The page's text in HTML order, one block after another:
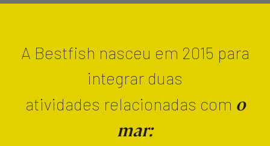
A Bestfish nasceu em 2015 para
integrar duas
atividades relacionadas com o
mar: